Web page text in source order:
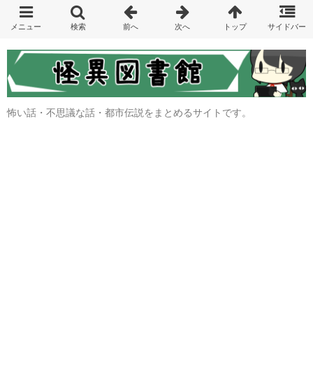
怖い話・不思議な話・都市伝説をまとめるサイトです。